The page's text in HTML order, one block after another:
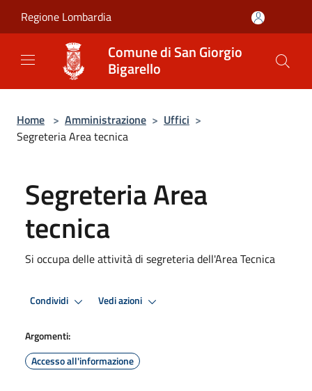
Regione Lombardia
Comune di San Giorgio
Bigarello
Home > Amministrazione > Uffici >
Segreteria Area tecnica
Segreteria Area
tecnica
Si occupa delle attività di segreteria dell'Area Tecnica
Condividi Vedi azioni
Argomenti:
Accesso all'informazione